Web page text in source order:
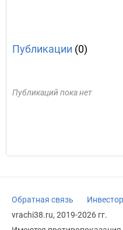
Публикации (0)
Публикаций пока нет
Обратная связь
vrachi38.ru, 2019-2026 гг.